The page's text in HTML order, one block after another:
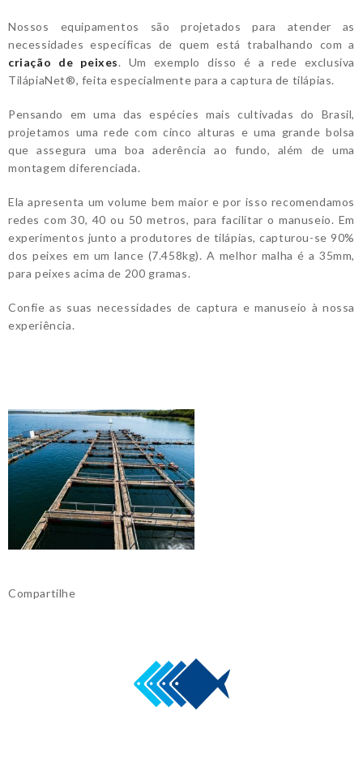
Nossos equipamentos são projetados para atender as
necessidades específicas de quem está trabalhando com a
criação de peixes. Um exemplo disso é a rede exclusiva
TilápiaNet®, feita especialmente para a captura de tilápias.
Pensando em uma das espécies mais cultivadas do Brasil,
projetamos uma rede com cinco alturas e uma grande bolsa
que assegura uma boa aderência ao fundo, além de uma
montagem diferenciada.
Ela apresenta um volume bem maior e por isso recomendamos
redes com 30, 40 ou 50 metros, para facilitar o manuseio. Em
experimentos junto a produtores de tilápias, capturou-se 90%
dos peixes em um lance (7.458kg). A melhor malha é a 35mm,
para peixes acima de 200 gramas.
Confie as suas necessidades de captura e manuseio à nossa
experiência.
Compartilhe